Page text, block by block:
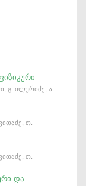
გ. ილურიძე, ა.
თ.
თ.
და